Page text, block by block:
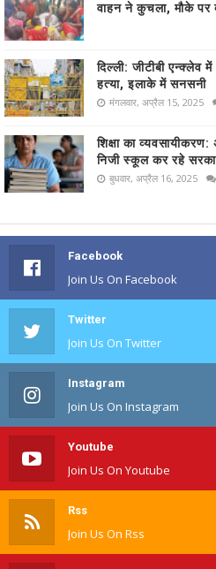
वाहन ने कुचला, मौके पर
दिल्ली: जीटीबी एन्क्लेव
हत्या, इलाके में सनसनी
मंगलवार, अप्रैल 15, 2025
शिक्षा का व्यवसायीकरण:
निजी स्कूल कर रहे
बुधवार, अप्रैल 16, 2025
Facebook
Join Us On Facebook
Twitter
Join Us On Twitter
Instagram
Join Us On Instagram
Youtube
Join Us On Youtube
Rss
Join Us On Rss